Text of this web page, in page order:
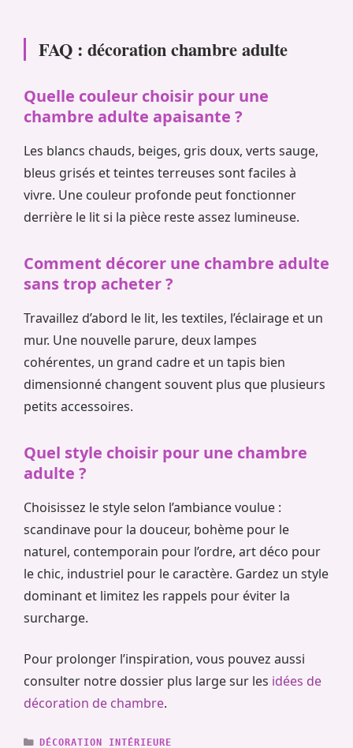
FAQ : décoration chambre adulte
Quelle couleur choisir pour une
chambre adulte apaisante ?
Les blancs chauds, beiges, gris doux, verts sauge,
bleus grisés et teintes terreuses sont faciles à
vivre. Une couleur profonde peut fonctionner
derrière le lit si la pièce reste assez lumineuse.
Comment décorer une chambre adulte
sans trop acheter ?
Travaillez d’abord le lit, les textiles, l’éclairage et un
mur. Une nouvelle parure, deux lampes
cohérentes, un grand cadre et un tapis bien
dimensionné changent souvent plus que plusieurs
petits accessoires.
Quel style choisir pour une chambre
adulte ?
Choisissez le style selon l’ambiance voulue :
scandinave pour la douceur, bohème pour le
naturel, contemporain pour l’ordre, art déco pour
le chic, industriel pour le caractère. Gardez un style
dominant et limitez les rappels pour éviter la
surcharge.
Pour prolonger l’inspiration, vous pouvez aussi
consulter notre dossier plus large sur les idées de
décoration de chambre.
CATÉGORIES
DÉCORATION INTÉRIEURE